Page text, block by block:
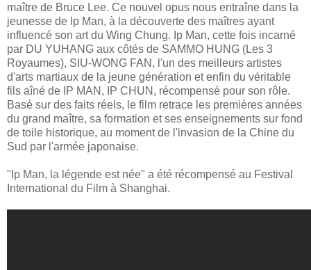
maître de Bruce Lee. Ce nouvel opus nous entraîne dans la
jeunesse de Ip Man, à la découverte des maîtres ayant
influencé son art du Wing Chung. Ip Man, cette fois incarné
par DU YUHANG aux côtés de SAMMO HUNG (Les 3
Royaumes), SIU-WONG FAN, l'un des meilleurs artistes
d'arts martiaux de la jeune génération et enfin du véritable
fils aîné de IP MAN, IP CHUN, récompensé pour son rôle.
Basé sur des faits réels, le film retrace les premières années
du grand maître, sa formation et ses enseignements sur fond
de toile historique, au moment de l'invasion de la Chine du
Sud par l'armée japonaise.
"Ip Man, la légende est née" a été récompensé au Festival
International du Film à Shanghai.